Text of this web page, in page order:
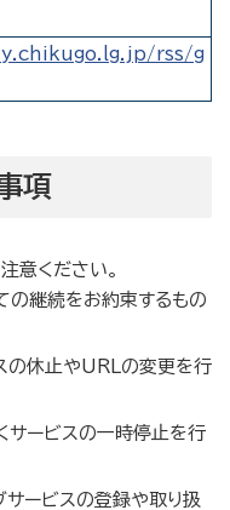
rss/g
項
意ください。
の継続をお約束するもの
の休止やURLの変更を行
サービスの一時停止を行
ービスの登録や取り扱